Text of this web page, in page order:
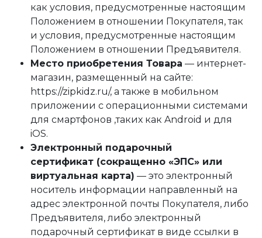
как условия, предусмотренные настоящим
Положением в отношении Покупателя, так
и условия, предусмотренные настоящим
Положением в отношении Предъявителя.
Место приобретения Товара — интернет-
магазин, размещенный на сайте:
https://zipkidz.ru/, а также в мобильном
приложении с операционными системами
для смартфонов ,таких как Android и для
iOS.
Электронный подарочный
сертификат (сокращенно «ЭПС» или
виртуальная карта) — это электронный
носитель информации направленный на
адрес электронной почты Покупателя, либо
Предъявителя, либо электронный
подарочный сертификат в виде ссылки в